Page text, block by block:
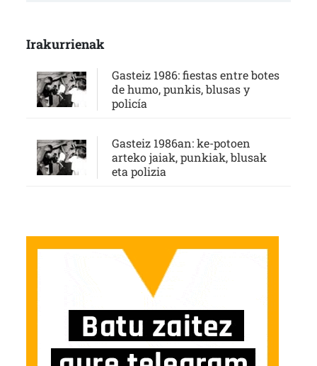
Irakurrienak
Gasteiz 1986: fiestas entre botes
de humo, punkis, blusas y
policía
Gasteiz 1986an: ke-potoen
arteko jaiak, punkiak, blusak
eta polizia